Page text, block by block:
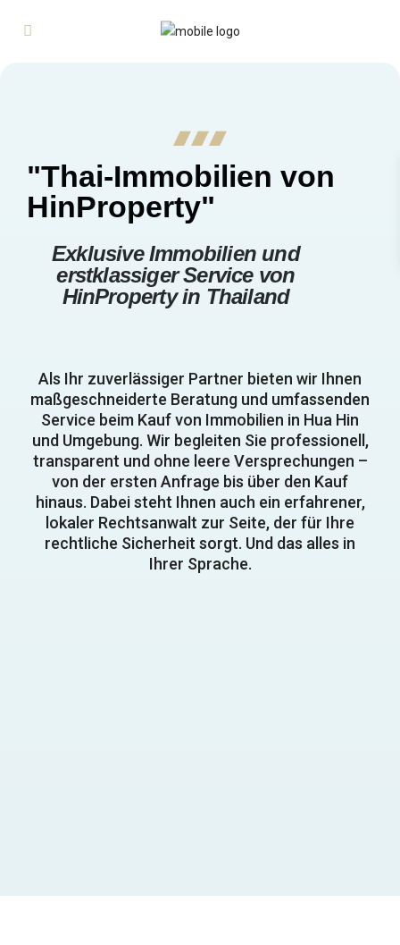
"Thai-Immobilien von
HinProperty"
Exklusive Immobilien und
erstklassiger Service von
HinProperty in Thailand
Als Ihr zuverlässiger Partner bieten wir Ihnen
maßgeschneiderte Beratung und umfassenden
Service beim Kauf von Immobilien in Hua Hin
und Umgebung. Wir begleiten Sie professionell,
transparent und ohne leere Versprechungen –
von der ersten Anfrage bis über den Kauf
hinaus. Dabei steht Ihnen auch ein erfahrener,
lokaler Rechtsanwalt zur Seite, der für Ihre
rechtliche Sicherheit sorgt. Und das alles in
Ihrer Sprache.